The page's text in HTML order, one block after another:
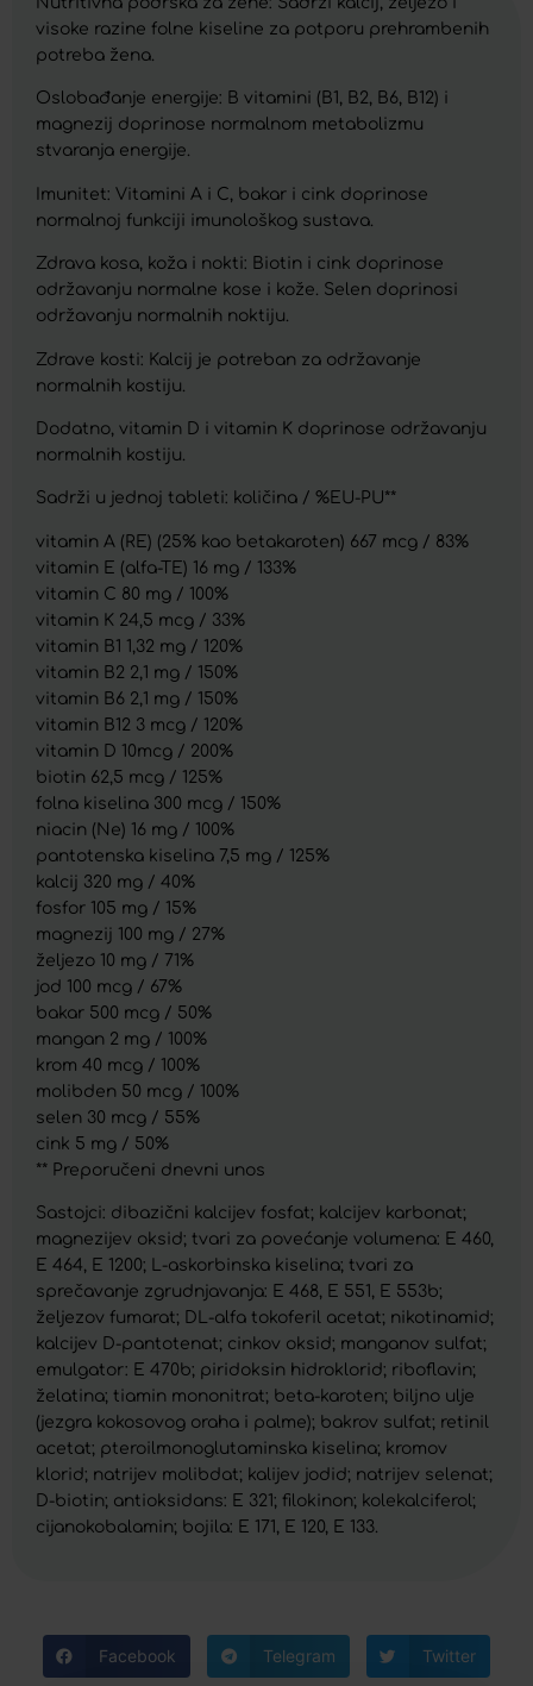
visoke razine folne kiseline za potporu prehrambenih
potreba žena.
Oslobađanje energije: B vitamini (B1, B2, B6, B12) i
magnezij doprinose normalnom metabolizmu
stvaranja energije.
Imunitet: Vitamini A i C, bakar i cink doprinose
normalnoj funkciji imunološkog sustava.
Zdrava kosa, koža i nokti: Biotin i cink doprinose
održavanju normalne kose i kože. Selen doprinosi
održavanju normalnih noktiju.
Zdrave kosti: Kalcij je potreban za održavanje
normalnih kostiju.
Dodatno, vitamin D i vitamin K doprinose održavanju
normalnih kostiju.
Sadrži u jednoj tableti: količina / %EU-PU**
vitamin A (RE) (25% kao betakaroten) 667 mcg / 83%
vitamin E (alfa-TE) 16 mg / 133%
vitamin C 80 mg / 100%
vitamin K 24,5 mcg / 33%
vitamin B1 1,32 mg / 120%
vitamin B2 2,1 mg / 150%
vitamin B6 2,1 mg / 150%
vitamin B12 3 mcg / 120%
vitamin D 10mcg / 200%
biotin 62,5 mcg / 125%
folna kiselina 300 mcg / 150%
niacin (Ne) 16 mg / 100%
pantotenska kiselina 7,5 mg / 125%
kalcij 320 mg / 40%
fosfor 105 mg / 15%
magnezij 100 mg / 27%
željezo 10 mg / 71%
jod 100 mcg / 67%
bakar 500 mcg / 50%
mangan 2 mg / 100%
krom 40 mcg / 100%
molibden 50 mcg / 100%
selen 30 mcg / 55%
cink 5 mg / 50%
** Preporučeni dnevni unos
Sastojci: dibazični kalcijev fosfat; kalcijev karbonat;
magnezijev oksid; tvari za povećanje volumena: E 460,
E 464, E 1200; L-askorbinska kiselina; tvari za
sprečavanje zgrudnjavanja: E 468, E 551, E 553b;
željezov fumarat; DL-alfa tokoferil acetat; nikotinamid;
kalcijev D-pantotenat; cinkov oksid; manganov sulfat;
emulgator: E 470b; piridoksin hidroklorid; riboflavin;
želatina; tiamin mononitrat; beta-karoten; biljno ulje
(jezgra kokosovog oraha i palme); bakrov sulfat; retinil
acetat; pteroilmonoglutaminska kiselina; kromov
klorid; natrijev molibdat; kalijev jodid; natrijev selenat;
D-biotin; antioksidans: E 321; filokinon; kolekalciferol;
cijanokobalamin; bojila: E 171, E 120, E 133.
Facebook Telegram Twitter